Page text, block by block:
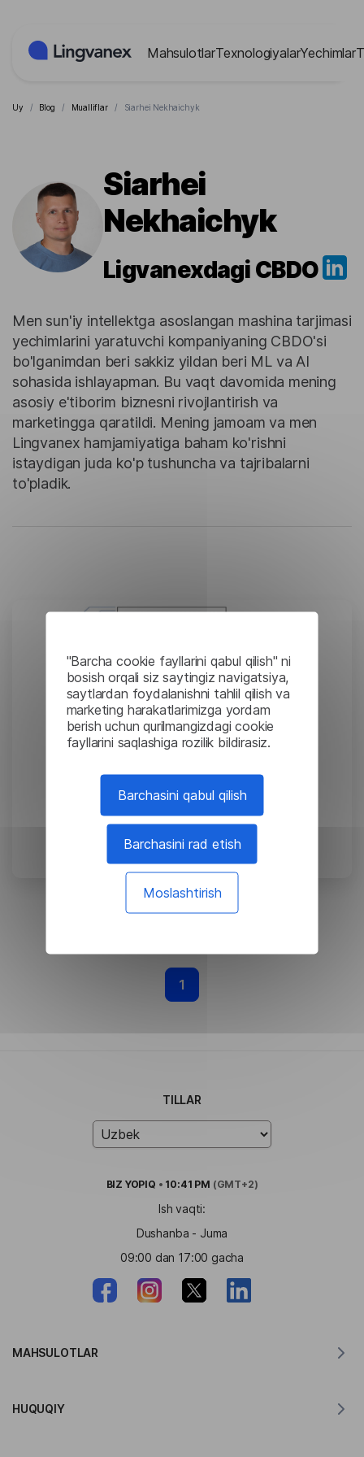
"Barcha cookie fayllarini qabul qilish" ni
bosish orqali siz saytingiz navigatsiya,
saytlardan foydalanishni tahlil qilish va
marketing harakatlarimizga yordam
berish uchun qurilmangizdagi cookie
fayllarini saqlashiga rozilik bildirasiz.
Barchasini qabul qilish
Barchasini rad etish
Moslashtirish
MahsulotlarTexnologiyalarYechimlar
Uy / Blog / Mualliflar / Siarhei Nekhaichyk
Siarhei
Nekhaichyk
Ligvanexdagi CBDO
Men sun'iy intellektga asoslangan mashina tarjimasi
yechimlarini yaratuvchi kompaniyaning CBDO'si
bo'lganimdan beri sakkiz yildan beri ML va AI
sohasida ishlayapman. Bu vaqt davomida mening
asosiy e'tiborim biznesni rivojlantirish va
marketingga qaratildi. Mening jamoam va men
Lingvanex hamjamiyatiga baham ko'rishni
istaydigan juda ko'p tushuncha va tajribalarni
to'pladik.
Mahalliy nutqni tan olish
nima?
September 19, 2024
1
TILLAR
BIZ YOPIQ • 10:41 PM (GMT+2)
Ish vaqti:
Dushanba - Juma
09:00 dan 17:00 gacha
MAHSULOTLAR
HUQUQIY